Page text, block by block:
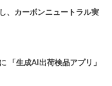
、カーボンニュートラル実
「生成AI出荷検品アプリ」